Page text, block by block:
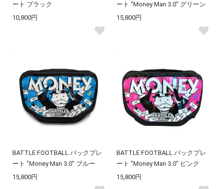
ート ブラック
10,800円
ート "Money Man 3.0" グリーン
15,800円
BATTLE FOOTBALL バックプレ
ート "Money Man 3.0" ブルー
15,800円
BATTLE FOOTBALL バックプレ
ート "Money Man 3.0" ピンク
15,800円